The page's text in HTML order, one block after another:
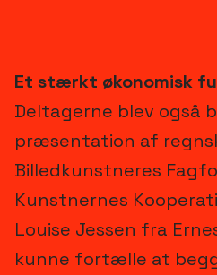
Et stærkt økonomisk
Deltagerne blev også
præsentation af
Billedkunstneres
Kunstnernes
Louise Jessen fra
kunne fortælle at